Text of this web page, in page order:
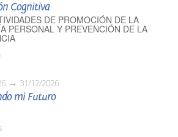
Cognitiva
DE PROMOCIÓN DE LA
PERSONAL Y PREVENCIÓN DE LA
31/12/2026
mi Futuro